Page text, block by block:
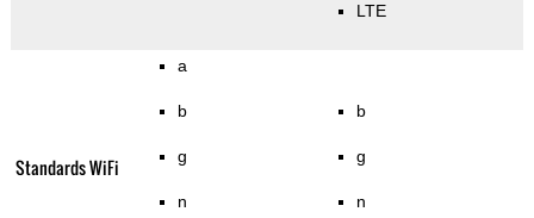
LTE
Standards WiFi
a
b
g
n
b
g
n